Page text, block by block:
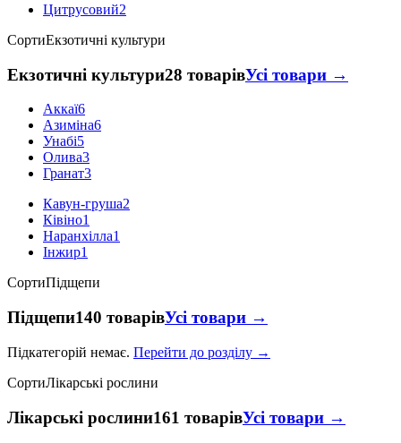
Цитрусовий2
СортиЕкзотичні культури
Екзотичні культури28 товарівУсі товари →
Аккаї6
Азиміна6
Унабі5
Олива3
Гранат3
Кавун-груша2
Ківіно1
Наранхілла1
Інжир1
СортиПідщепи
Підщепи140 товарівУсі товари →
Підкатегорій немає. Перейти до розділу →
СортиЛікарські рослини
Лікарські рослини161 товарівУсі товари →